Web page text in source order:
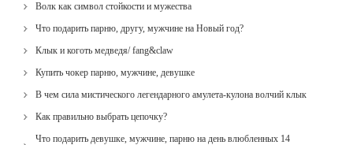
Волк как символ стойкости и мужества
Что подарить парню, другу, мужчине на Новый год?
Клык и коготь медведя/ fang&claw
Купить чокер парню, мужчине, девушке
В чем сила мистического легендарного амулета-кулона волчий клык
Как правильно выбрать цепочку?
Что подарить девушке, мужчине, парню на день влюбленных 14